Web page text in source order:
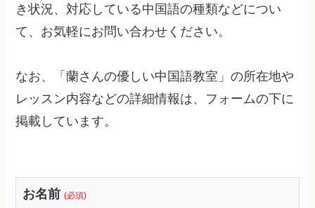
き状況、対応している中国語の種類などについ
て、お気軽にお問い合わせください。
なお、「蘭さんの優しい中国語教室」の所在地や
レッスン内容などの詳細情報は、フォームの下に
掲載しています。
お名前 (必須)